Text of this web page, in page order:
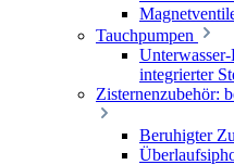
Tauchpumpen
integrierter
Zisternenzubehör:
Beruhigter